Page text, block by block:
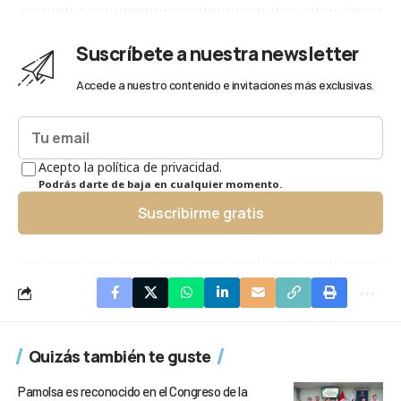
Suscríbete a nuestra newsletter
Accede a nuestro contenido e invitaciones más exclusivas.
Acepto la política de privacidad.
Podrás darte de baja en cualquier momento.
Suscribirme gratis
Quizás también te guste
Pamolsa es reconocido en el Congreso de la